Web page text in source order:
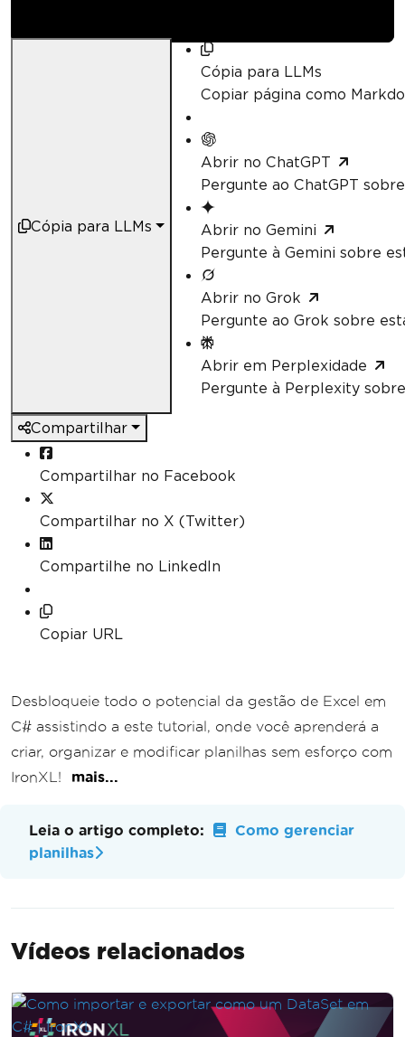
Cópia para LLMs
Cópia para LLMs
Copiar página como
Abrir no ChatGPT
Pergunte ao ChatGPT
Abrir no Gemini
Pergunte à Gemini sobre
Abrir no Grok
Pergunte ao Grok sobre
Abrir em Perplexidade
Pergunte à Perplexity
Compartilhar
Compartilhar no Facebook
Compartilhar no X (Twitter)
Compartilhe no LinkedIn
Copiar URL
Desbloqueie todo o potencial da gestão de Excel em
C# assistindo a este tutorial, onde você aprenderá a
criar, organizar e modificar planilhas sem esforço com
IronXL!
mais...
Leia o artigo completo:
Como gerenciar
planilhas
Vídeos relacionados